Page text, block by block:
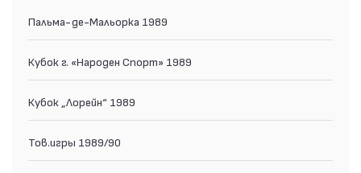
Пальма-де-Мальорка 1989
Кубок г. «Народен Спорт» 1989
Кубок „Лорейн“ 1989
Тов.игры 1989/90